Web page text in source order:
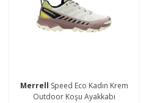
Merrell Speed Eco Kadın Krem
Outdoor Koşu Ayakkabı